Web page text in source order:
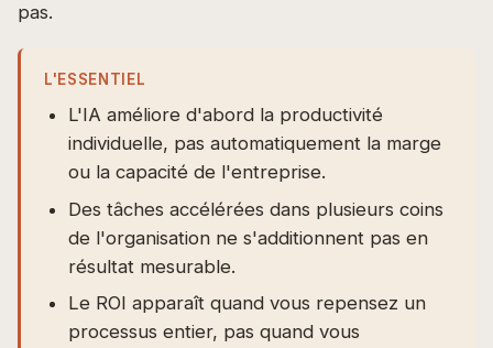
pas.
L'ESSENTIEL
L'IA améliore d'abord la productivité
individuelle, pas automatiquement la marge
ou la capacité de l'entreprise.
Des tâches accélérées dans plusieurs coins
de l'organisation ne s'additionnent pas en
résultat mesurable.
Le ROI apparaît quand vous repensez un
processus entier, pas quand vous